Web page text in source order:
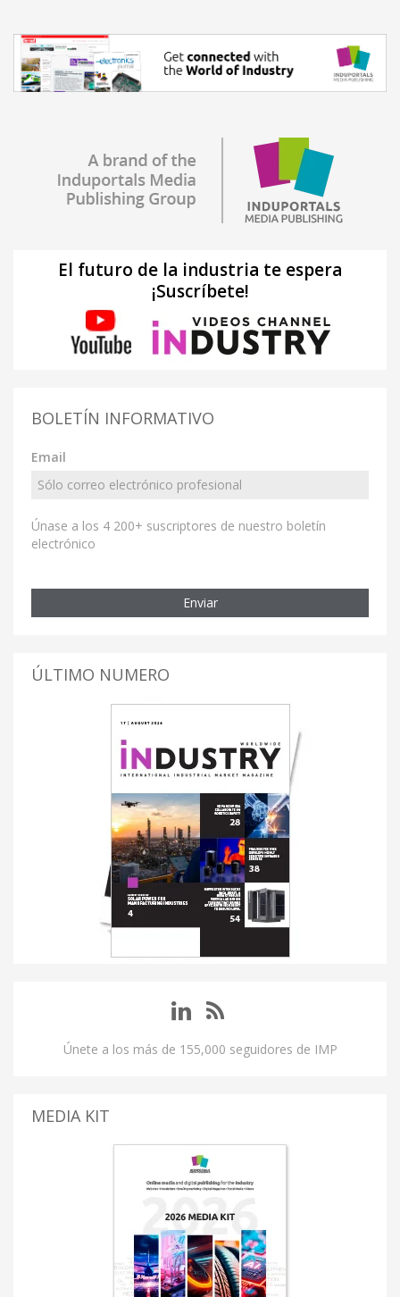
El futuro de la industria te espera
¡Suscríbete!
BOLETÍN INFORMATIVO
Email
Únase a los 4 200+ suscriptores de nuestro boletín
electrónico
Enviar
ÚLTIMO NUMERO
Únete a los más de 155,000 seguidores de IMP
MEDIA KIT